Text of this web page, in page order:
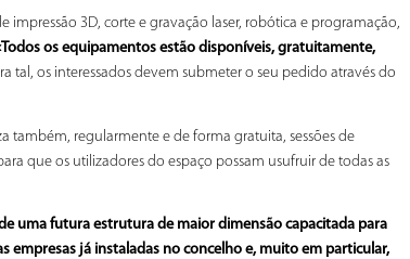
3D, corte e gravação laser, robótica e programação,
os equipamentos estão disponíveis, gratuitamente,
tal, os interessados devem submeter o seu pedido através do
também, regularmente e de forma gratuita, sessões de
que os utilizadores do espaço possam usufruir de todas as
uma futura estrutura de maior dimensão capacitada para
empresas já instaladas no concelho e, muito em particular,